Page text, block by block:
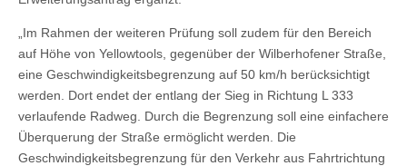
„Im Rahmen der weiteren Prüfung soll zudem für den Bereich
auf Höhe von Yellowtools, gegenüber der Wilberhofener Straße,
eine Geschwindigkeitsbegrenzung auf 50 km/h berücksichtigt
werden. Dort endet der entlang der Sieg in Richtung L 333
verlaufende Radweg. Durch die Begrenzung soll eine einfachere
Überquerung der Straße ermöglicht werden. Die
Geschwindigkeitsbegrenzung für den Verkehr aus Fahrtrichtung